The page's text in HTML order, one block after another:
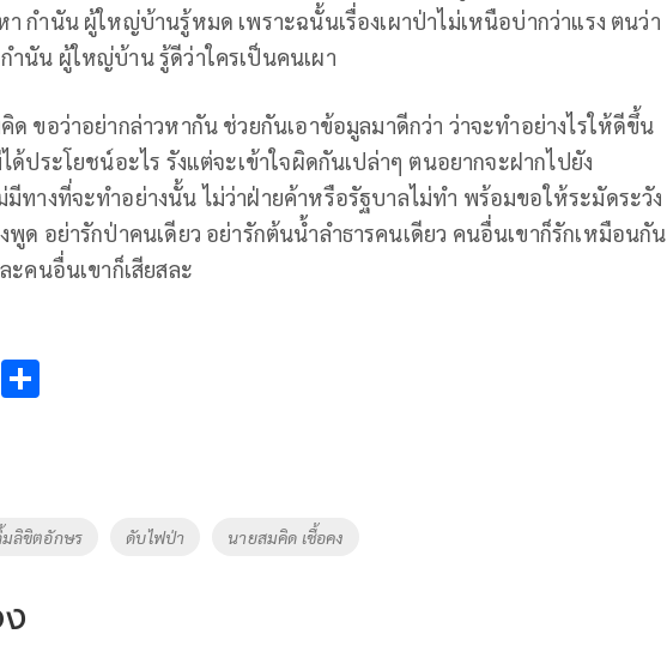
กำนัน ผู้ใหญ่บ้านรู้หมด เพราะฉนั้นเรื่องเผาป่าไม่เหนือบ่ากว่าแรง ตนว่า
ำนัน ผู้ใหญ่บ้าน รู้ดีว่าใครเป็นคนเผา
ด ขอว่าอย่ากล่าวหากัน ช่วยกันเอาข้อมูลมาดีกว่า ว่าจะทำอย่างไรให้ดีขึ้น
ด้ประโยชน์อะไร รังแต่จะเข้าใจผิดกันเปล่าๆ ตนอยากจะฝากไปยัง
ทางที่จะทำอย่างนั้น ไม่ว่าฝ่ายค้าหรือรัฐบาลไม่ทำ พร้อมขอให้ระมัดระวัง
พูด อย่ารักป่าคนเดียว อย่ารักต้นน้ำลำธารคนเดียว คนอื่นเขาก็รักเหมือนกัน
ะคนอื่นเขาก็เสียสละ
Li
ลิขิตอักษร ดับไฟป่า นายสมคิด เชื้อคง